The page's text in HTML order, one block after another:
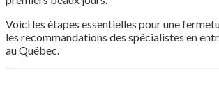
Voici les étapes essentielles pour une
les recommandations des spécialistes en
au Québec.